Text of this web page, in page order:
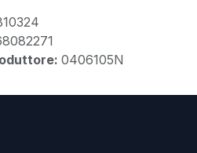
0406105N